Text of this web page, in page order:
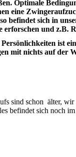
Optimale
eine
befindet sich in
erforschen und z.B.
Persönlichkeiten ist
mit nichts auf der
sind schon älter,
befindet sich noch